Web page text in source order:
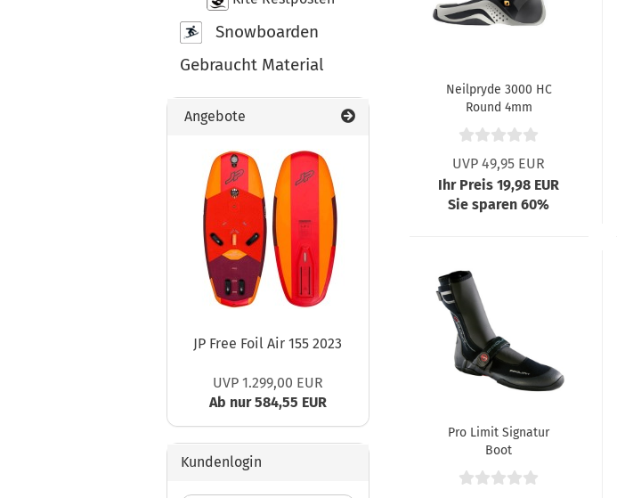
Neilpryde 3000 HC
Round 4mm
UVP 49,95 EUR
Ihr Preis 19,98 EUR
Sie sparen 60%
Pro Limit Signatur
Boot
Snowboarden
Gebraucht Material
Angebote
JP Free Foil Air 155 2023
UVP 1.299,00 EUR
Ab nur 584,55 EUR
Kundenlogin